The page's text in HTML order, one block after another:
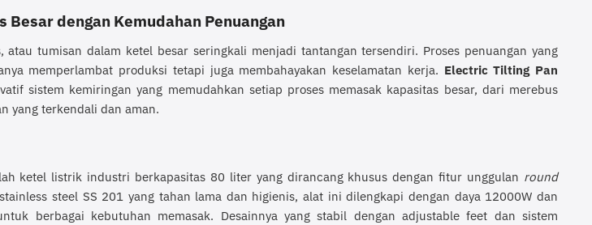
dengan Kemudahan Penuangan
atau tumisan dalam ketel besar seringkali menjadi tantangan tersendiri. Proses penuangan yang
memperlambat produksi tetapi juga membahayakan keselamatan kerja. Electric Tilting Pan
sistem kemiringan yang memudahkan setiap proses memasak kapasitas besar, dari merebus
yang terkendali dan aman.
ketel listrik industri berkapasitas 80 liter yang dirancang khusus dengan fitur unggulan round
steel SS 201 yang tahan lama dan higienis, alat ini dilengkapi dengan daya 12000W dan
berbagai kebutuhan memasak. Desainnya yang stabil dengan adjustable feet dan sistem